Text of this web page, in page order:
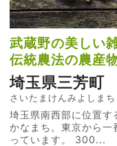
武蔵野の美しい
伝統農法の農産
埼玉県三芳町
さいたまけんみよしまち
埼玉県南西部に位置す
かなまち。東京から一
っています。 300...